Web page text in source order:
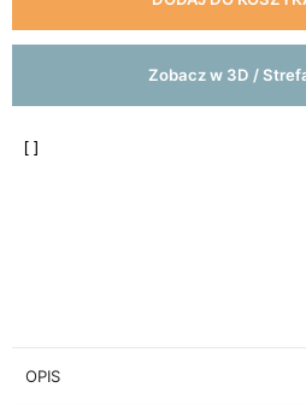
Zobacz w 3D /
OPIS